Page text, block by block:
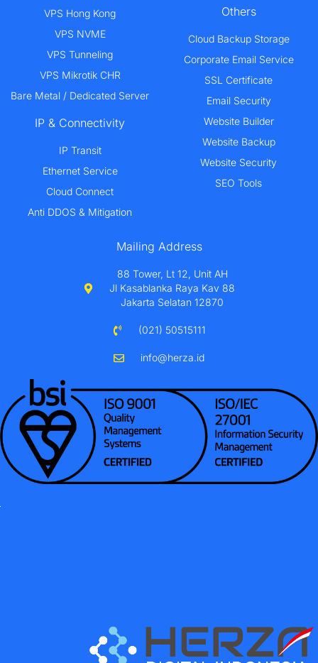
VPS Hong Kong
VPS NVME
VPS Tunneling
VPS Mikrotik CHR
Bare Metal / Dedicated Server
IP & Connectivity
IP Transit
Ethernet Service
Cloud Connect
Anti DDOS & Mitigation
Others
Cloud Backup Storage
Corporate Email Service
SSL Certificate
Email Security
Website Builder
Website Backup
Website Security
SEO Tools
Mailing Address
88 Tower, Lt 12, Unit AH
Jl Kasablanka Raya Kav 88
Jakarta Selatan 12870
(021) 50515111
info@herza.id